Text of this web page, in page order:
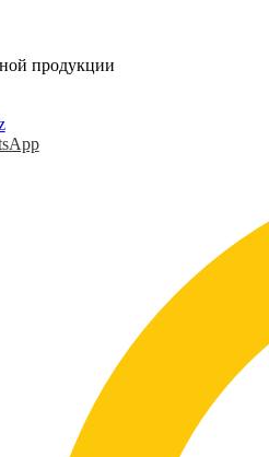
продукции